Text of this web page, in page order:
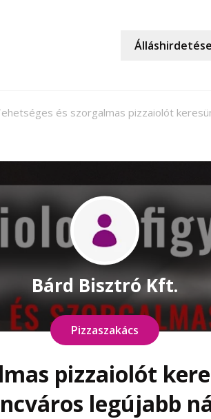
és szorgalmas pizzaiolót
Bárd Bisztró Kft.
Pizzaszakács
pizzaiolót
legújabb